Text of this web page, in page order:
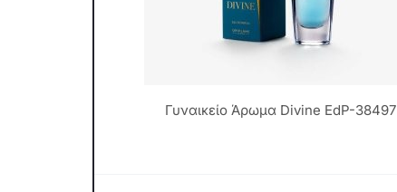
Γυναικείο Άρωμα Divine EdP-38497